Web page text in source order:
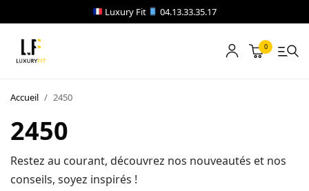
Luxury Fit 04.13.33.35.17
0
Accueil / 2450
2450
Restez au courant, découvrez nos nouveautés et nos
conseils, soyez inspirés !
LOCATION
NOTRE CATALOGUE
A PROPOS